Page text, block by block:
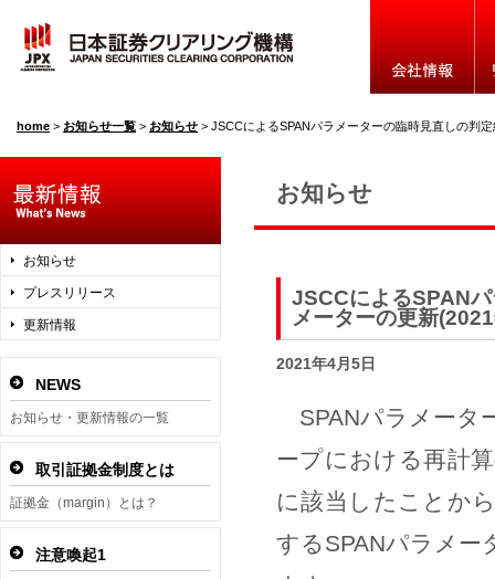
home > お知らせ一覧 > お知らせ > JSCCによるSPANパラメーターの臨時見直しの判定結果について ～SPANパ
お知らせ
JSCCによるSPAN
メーターの更新
2021年4月5日
SPANパラメータ
ープにおける再計
に該当したことか
するSPANパラメー
お知らせ
プレスリリース
更新情報
NEWS
お知らせ・更新情報の一覧
取引証拠金制度とは
証拠金（margin）とは？
注意喚起1